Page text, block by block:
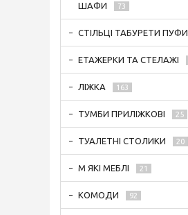
ШАФИ
73
СТІЛЬЦІ ТАБУРЕТИ ПУФИ
ЕТАЖЕРКИ ТА СТЕЛАЖІ
ЛІЖКА 163
ТУМБИ ПРИЛІЖКОВІ 25
ТУАЛЕТНІ СТОЛИКИ 20
М ЯКІ МЕБЛІ 21
КОМОДИ 92